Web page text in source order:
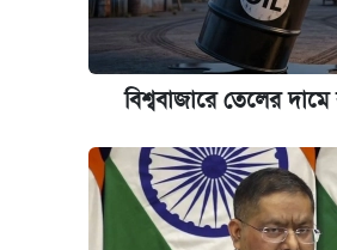
বিশ্ববাজারে তেলের